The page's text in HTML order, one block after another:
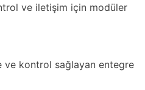
ve iletişim için modüler
ve kontrol sağlayan entegre